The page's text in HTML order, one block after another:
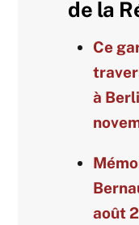
de la
Ce
à
août